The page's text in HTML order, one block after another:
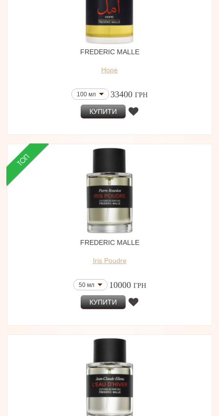
FREDERIC MALLE
Hope
100 мл 33400 ГРН
КУПИТИ
FREDERIC MALLE
Iris Poudre
50 мл 10000 ГРН
КУПИТИ